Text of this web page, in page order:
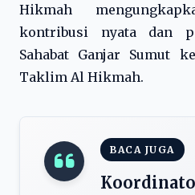
Hikmah
kontribusi nyata dan
Sahabat Ganjar Sumut
Taklim Al Hikmah.
BACA JUGA